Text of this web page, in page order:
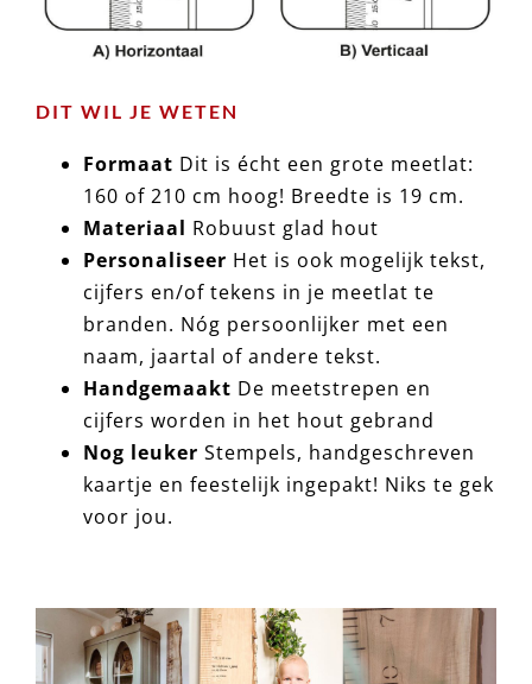
DIT WIL JE WETEN
Formaat Dit is écht een grote meetlat:
160 of 210 cm hoog! Breedte is 19 cm.
Materiaal Robuust glad hout
Personaliseer Het is ook mogelijk tekst,
cijfers en/of tekens in je meetlat te
branden. Nóg persoonlijker met een
naam, jaartal of andere tekst.
Handgemaakt De meetstrepen en
cijfers worden in het hout gebrand
Nog leuker Stempels, handgeschreven
kaartje en feestelijk ingepakt! Niks te gek
voor jou.